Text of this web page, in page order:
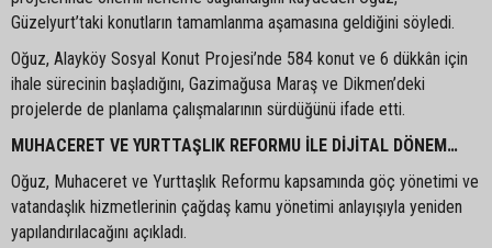
Güzelyurt’taki konutların tamamlanma aşamasına geldiğini söyledi.
Oğuz, Alayköy Sosyal Konut Projesi’nde 584 konut ve 6 dükkân için
ihale sürecinin başladığını, Gazimağusa Maraş ve Dikmen’deki
projelerde de planlama çalışmalarının sürdüğünü ifade etti.
MUHACERET VE YURTTAŞLIK REFORMU İLE DİJİTAL DÖNEM…
Oğuz, Muhaceret ve Yurttaşlık Reformu kapsamında göç yönetimi ve
vatandaşlık hizmetlerinin çağdaş kamu yönetimi anlayışıyla yeniden
yapılandırılacağını açıkladı.